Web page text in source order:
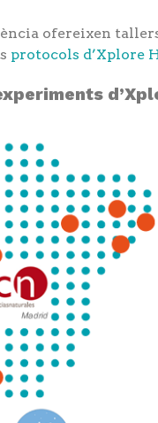
ofereixen
protocols d’Xplore